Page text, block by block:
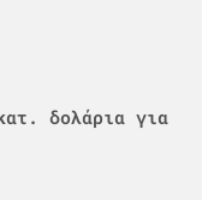
δολάρια για